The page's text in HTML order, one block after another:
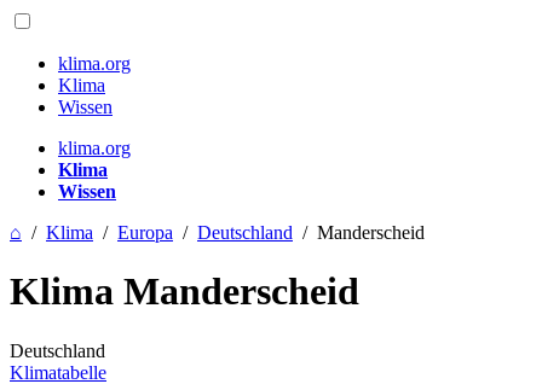
klima.org
Klima
Wissen
klima.org
Klima
Wissen
⌂ / Klima / Europa / Deutschland / Manderscheid
Klima Manderscheid
Deutschland
Klimatabelle